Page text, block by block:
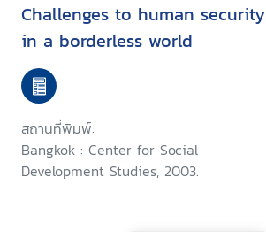
Challenges to human security
in a borderless world
สถานที่พิมพ์:
Bangkok : Center for Social
Development Studies, 2003.